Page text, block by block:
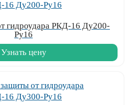
гидроудара РКД-16 Ду200-
Ру16
Узнать цену